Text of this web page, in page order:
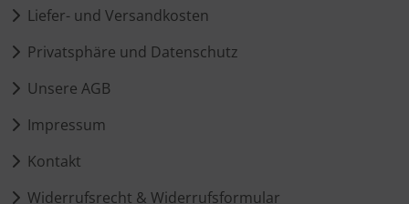
Liefer- und Versandkosten
Privatsphäre und Datenschutz
Unsere AGB
Impressum
Kontakt
Widerrufsrecht & Widerrufsformular